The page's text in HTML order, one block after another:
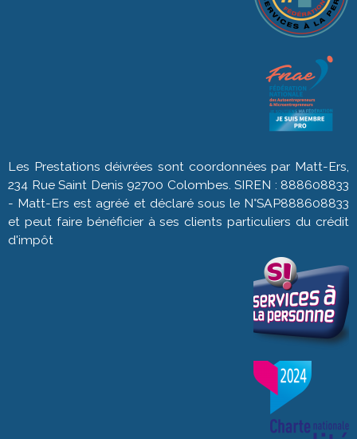
Les Prestations déivrées sont coordonnées par Matt-Ers,
234 Rue Saint Denis 92700 Colombes. SIREN : 888608833
- Matt-Ers est agréé et déclaré sous le N°SAP888608833
et peut faire bénéficier à ses clients particuliers du crédit
d'impôt